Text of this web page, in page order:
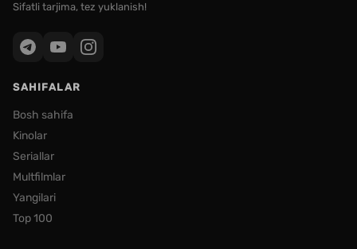
Sifatli tarjima, tez yuklanish!
SAHIFALAR
Bosh sahifa
Kinolar
Seriallar
Multfilmlar
Yangilari
Top 100